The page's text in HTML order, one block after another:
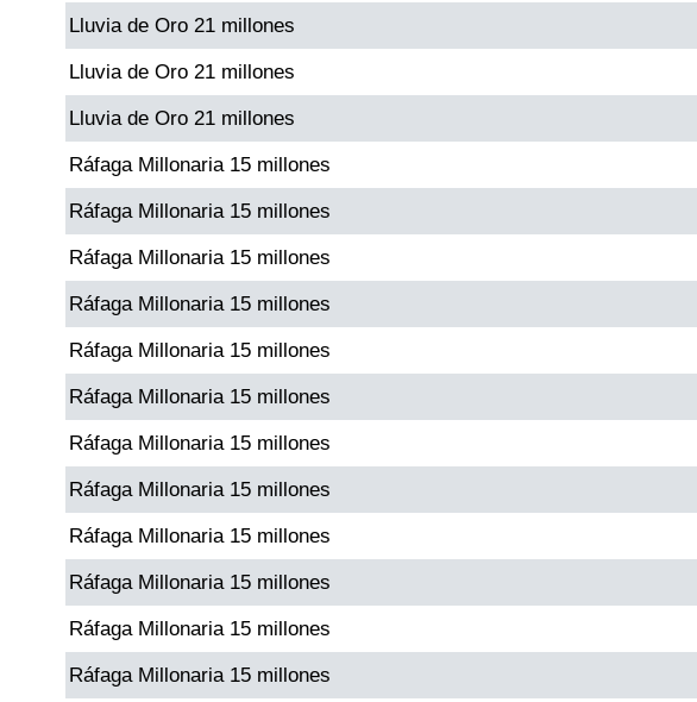
Motilon Noche
Paisita Día
Paisita Noche
Paisita 3
Pick 3 Día
Pick 3 Noche
Pick 4 Día
Pick 4 Noche
Pijao de Oro
Saman de la suerte
Lluvia de Oro 21 millones
Lluvia de Oro 21 millones
Lluvia de Oro 21 millones
Ráfaga Millonaria 15 millones
Ráfaga Millonaria 15 millones
Ráfaga Millonaria 15 millones
Ráfaga Millonaria 15 millones
Ráfaga Millonaria 15 millones
Ráfaga Millonaria 15 millones
Ráfaga Millonaria 15 millones
Ráfaga Millonaria 15 millones
Ráfaga Millonaria 15 millones
Ráfaga Millonaria 15 millones
Ráfaga Millonaria 15 millones
Ráfaga Millonaria 15 millones